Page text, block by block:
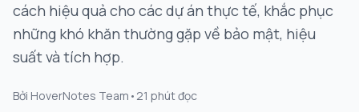
Blog
cách hiệu quả cho các dự án thực tế, khắc phục
những khó khăn thường gặp về bảo mật, hiệu
suất và tích hợp.
Bởi HoverNotes Team • 21 phút đọc